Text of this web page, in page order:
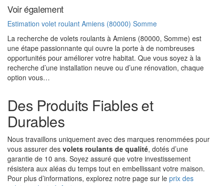
Voir également
Estimation volet roulant Amiens (80000) Somme
La recherche de volets roulants à Amiens (80000, Somme) est
une étape passionnante qui ouvre la porte à de nombreuses
opportunités pour améliorer votre habitat. Que vous soyez à la
recherche d’une installation neuve ou d’une rénovation, chaque
option vous…
Des Produits Fiables et
Durables
Nous travaillons uniquement avec des marques renommées pour
vous assurer des volets roulants de qualité, dotés d’une
garantie de 10 ans. Soyez assuré que votre investissement
résistera aux aléas du temps tout en embellissant votre maison.
Pour plus d’informations, explorez notre page sur le prix des